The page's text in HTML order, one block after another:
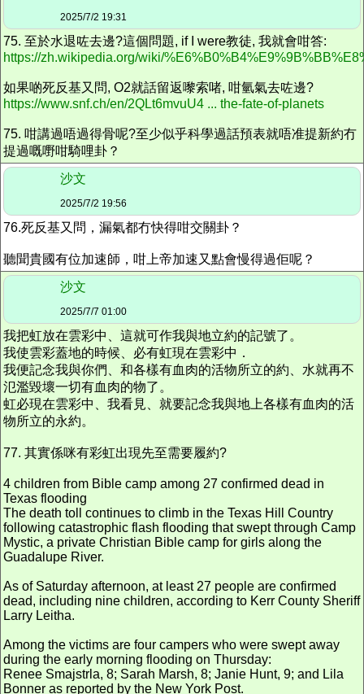
2025/7/2 19:31
75. 至於水退咗去邊?這個問題, if I were教徒, 我就會咁答:
https://zh.wikipedia.org/wiki/
如果啲死反基又問, O2就話留返嚟索啫, 咁氫氣去咗邊?
https://www.snf.ch/en/2QLt6mvuU4 ... the-fate-of-planets
75. 咁講過唔過得骨呢?至少似乎科學過話預表就唔准提新約冇
提過嘅嘢咁騎哩卦？
沙文
2025/7/2 19:56
76.死反基又問，漏氣都冇快得咁交關卦？
聽聞貴國有位加速師，咁上帝加速又點會慢得過佢呢？
沙文
2025/7/7 01:00
我把虹放在雲彩中、這就可作我與地立約的記號了。
我使雲彩蓋地的時候、必有虹現在雲彩中．
我便記念我與你們、和各樣有血肉的活物所立的約、水就再不
氾濫毀壞一切有血肉的物了。
虹必現在雲彩中、我看見、就要記念我與地上各樣有血肉的活
物所立的永約。
77. 其實係咪有彩虹出現先至需要履約?
4 children from Bible camp among 27 confirmed dead in
Texas flooding
The death toll continues to climb in the Texas Hill Country
following catastrophic flash flooding that swept through Camp
Mystic, a private Christian Bible camp for girls along the
Guadalupe River.
As of Saturday afternoon, at least 27 people are confirmed
dead, including nine children, according to Kerr County Sheriff
Larry Leitha.
Among the victims are four campers who were swept away
during the early morning flooding on Thursday:
Renee Smajstrla, 8; Sarah Marsh, 8; Janie Hunt, 9; and Lila
Bonner as reported by the New York Post.